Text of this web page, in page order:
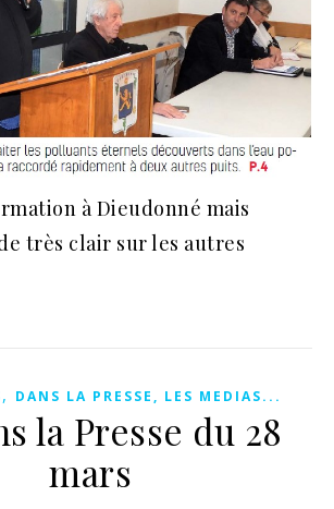
à Dieudonné mais
très clair sur les autres
, DANS LA PRESSE, LES MEDIAS...
la Presse du 28
mars